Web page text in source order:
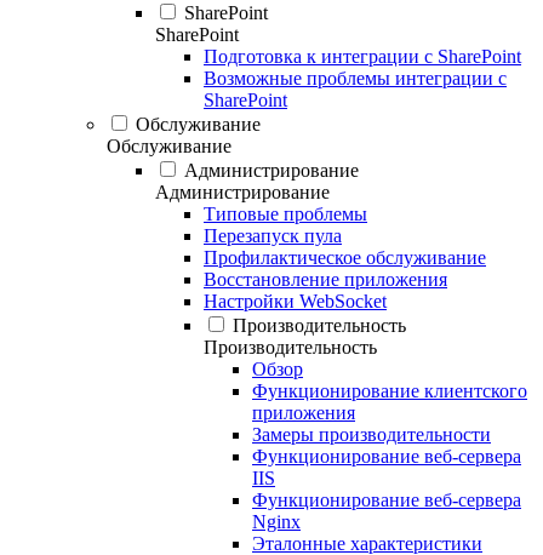
SharePoint
SharePoint
Подготовка к интеграции с SharePoint
Возможные проблемы интеграции с
SharePoint
Обслуживание
Обслуживание
Администрирование
Администрирование
Типовые проблемы
Перезапуск пула
Профилактическое обслуживание
Восстановление приложения
Настройки WebSocket
Производительность
Производительность
Обзор
Функционирование клиентского
приложения
Замеры производительности
Функционирование веб-сервера
IIS
Функционирование веб-сервера
Nginx
Эталонные характеристики